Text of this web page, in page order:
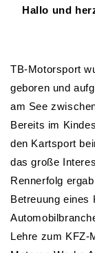
Hallo und
TB-Motorsport
geboren und
am See
Bereits im
den Kartsport
das große
Rennerfolg
Betreuung eines
Lehre zum KFZ-